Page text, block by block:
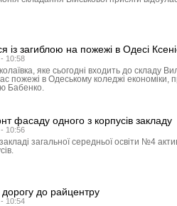
із загиблою на пожежі в Одесі
10:58
яке сьогодні входить до складу
пожежі в Одеському коледжі економіки,
Бабенко.
фасаду одного з корпусів закладу
10:56
загальної середньої освіти №4
до райцентру
10:54